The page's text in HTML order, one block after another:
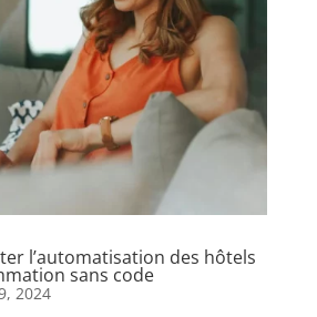
l’automatisation des hôtels
sans code
2024